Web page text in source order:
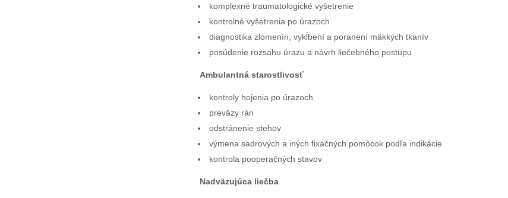
komplexné traumatologické vyšetrenie
kontrolné vyšetrenia po úrazoch
diagnostika zlomenín, vykĺbení a poranení mäkkých tkanív
posúdenie rozsahu úrazu a návrh liečebného postupu
Ambulantná starostlivosť
kontroly hojenia po úrazoch
preväzy rán
odstránenie stehov
výmena sadrových a iných fixačných pomôcok podľa indikácie
kontrola pooperačných stavov
Nadväzujúca liečba